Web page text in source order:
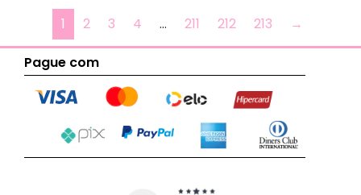
1 2 3 4 … 211 212 213 →
Pague com